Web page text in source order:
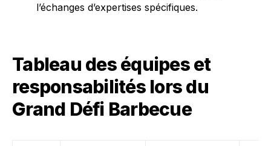
l’échanges d’expertises spécifiques.
Tableau des équipes et
responsabilités lors du
Grand Défi Barbecue